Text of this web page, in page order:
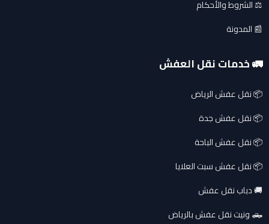
⚖️ الشروط والأحكام
📰 المدونة
🚛 خدمات نقل العفش
📦 نقل عفش الرياض
📦 نقل عفش جدة
📦 نقل عفش الباحة
📦 نقل عفش سبت العلايا
🚚 دباب نقل عفش
🛻 ونيت نقل عفش بالرياض